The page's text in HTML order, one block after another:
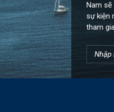
Nam
sự kiện
tham